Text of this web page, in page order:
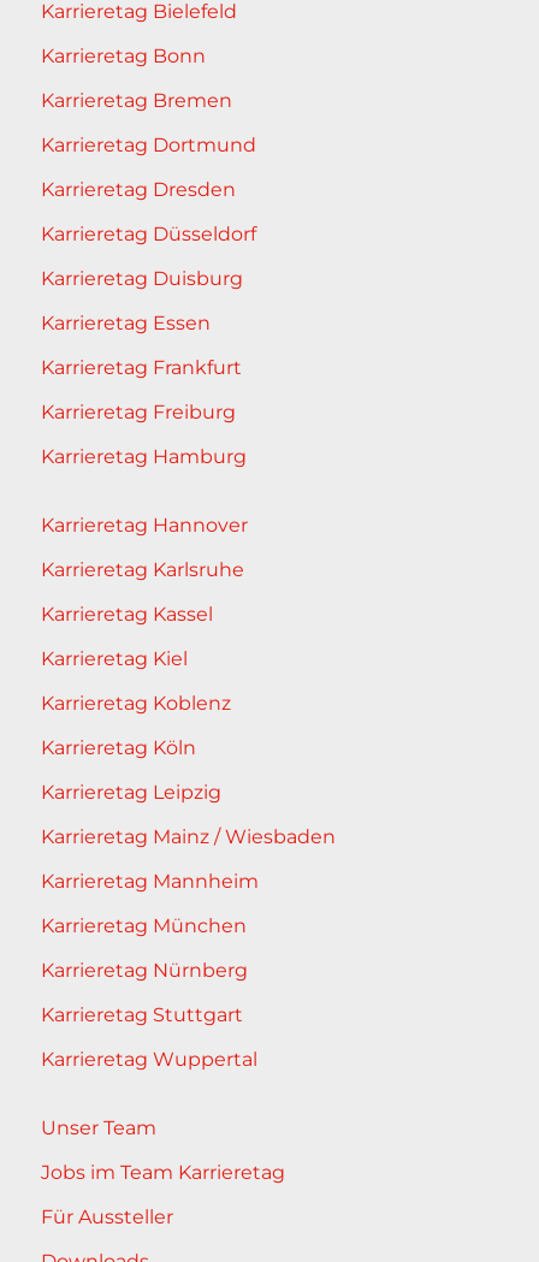
Karrieretag Bielefeld
Karrieretag Bonn
Karrieretag Bremen
Karrieretag Dortmund
Karrieretag Dresden
Karrieretag Düsseldorf
Karrieretag Duisburg
Karrieretag Essen
Karrieretag Frankfurt
Karrieretag Freiburg
Karrieretag Hamburg
Karrieretag Hannover
Karrieretag Karlsruhe
Karrieretag Kassel
Karrieretag Kiel
Karrieretag Koblenz
Karrieretag Köln
Karrieretag Leipzig
Karrieretag Mainz / Wiesbaden
Karrieretag Mannheim
Karrieretag München
Karrieretag Nürnberg
Karrieretag Stuttgart
Karrieretag Wuppertal
Unser Team
Jobs im Team Karrieretag
Für Aussteller